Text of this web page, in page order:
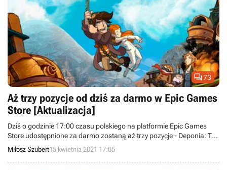
73
Aż trzy pozycje od dziś za darmo w Epic Games
Store [Aktualizacja]
Dziś o godzinie 17:00 czasu polskiego na platformie Epic Games
Store udostępnione za darmo zostaną aż trzy pozycje - Deponia: The
Complete Journey, Filary Ziemi oraz The First Tree. Wszystkie te
produkcje będzie można odebrać do 22 kwietnia.
Miłosz Szubert15 kwietnia 2021 17:05